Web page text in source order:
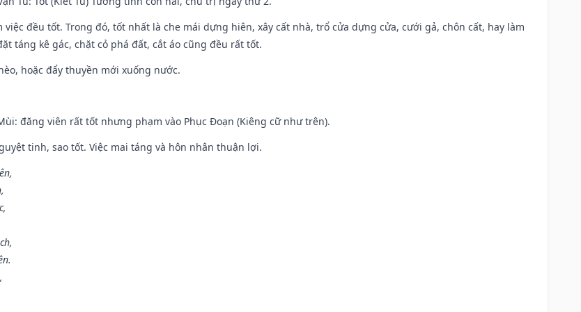
việc đều tốt. Trong đó, tốt nhất là che mái dựng hiên, xây cất nhà, trổ cửa dựng cửa, cưới gả, chôn cất, hay làm
táng kê gác, chặt cỏ phá đất, cắt áo cũng đều rất tốt.
hoặc đẩy thuyền mới xuống nước.
đăng viên rất tốt nhưng phạm vào Phục Đoạn (Kiêng cữ như trên).
tinh, sao tốt. Việc mai táng và hôn nhân thuận lợi.